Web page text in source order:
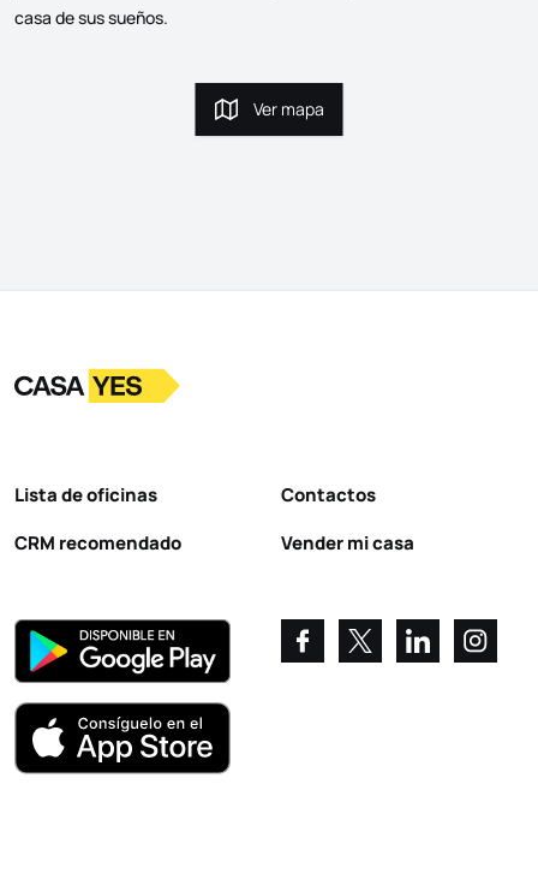
casa de sus sueños.
Ver mapa
Ver mapa
Logotipo Ir a la página de inicio
Lista de oficinas
CRM recomendado
Contactos
Vender mi casa